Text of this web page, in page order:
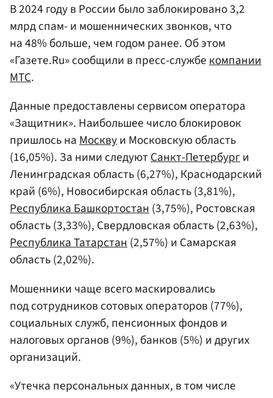
В 2024 году в России было заблокировано 3,2
млрд спам- и мошеннических звонков, что
на 48% больше, чем годом ранее. Об этом
«Газете.Ru» сообщили в пресс-службекомпании
МТС.
Данные предоставлены сервисом оператора
«Защитник». Наибольшее число блокировок
пришлось наМосквуи Московскую область
(16,05%). За ними следуютСанкт-Петербурги
Ленинградская область (6,27%), Краснодарский
край (6%), Новосибирская область (3,81%),
Республика Башкортостан(3,75%), Ростовская
область (3,33%), Свердловская область (2,63%),
Республика Татарстан(2,57%) и Самарская
область (2,02%).
Мошенники чаще всего маскировались
под сотрудников сотовых операторов (77%),
социальных служб, пенсионных фондов и
налоговых органов (9%), банков (5%) и других
организаций.
«Утечка персональных данных, в том числе